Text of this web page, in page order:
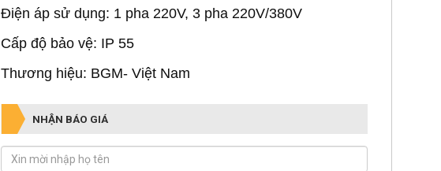
Điện áp sử dụng: 1 pha 220V, 3 pha 220V/380V
Cấp độ bảo vệ: IP 55
Thương hiệu: BGM- Việt Nam
NHẬN BÁO GIÁ